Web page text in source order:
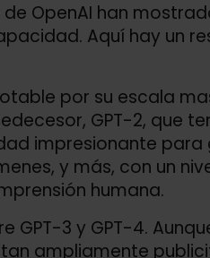
OpenAI han
Aquí hay un
por su escala
GPT-2, que
impresionante para
y más, con un
humana.
GPT-3 y GPT-4.
ampliamente